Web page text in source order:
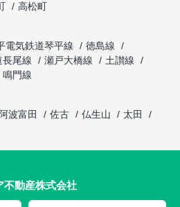
高松町
電気鉄道琴平線
徳島線
長尾線 瀬戸大橋線
土讃線
鳴門線
阿波富田 佐古 仏生山
太田
不動産株式会社